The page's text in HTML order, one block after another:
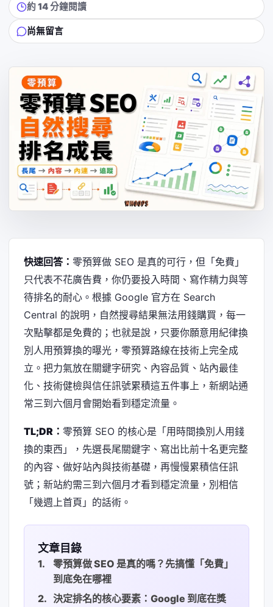
約 14 分鐘閱讀
尚無留言
快速回答： 零預算做 SEO 是真的可行，但「免費」
只代表不花廣告費，你仍要投入時間、寫作精力與等
待排名的耐心。根據 Google 官方在 Search
Central 的說明，自然搜尋結果無法用錢購買，每一
次點擊都是免費的；也就是說，只要你願意用紀律換
別人用預算換的曝光，零預算路線在技術上完全成
立。把力氣放在關鍵字研究、內容品質、站內最佳
化、技術健檢與信任訊號累積這五件事上，新網站通
常三到六個月會開始看到穩定流量。
TL;DR： 零預算 SEO 的核心是「用時間換別人用錢
換的東西」，先選長尾關鍵字、寫出比前十名更完整
的內容、做好站內與技術基礎，再慢慢累積信任訊
號；新站約需三到六個月才看到穩定流量，別相信
「幾週上首頁」的話術。
文章目錄
零預算做 SEO 是真的嗎？先搞懂「免費」
到底免在哪裡
決定排名的核心要素：Google 到底在獎